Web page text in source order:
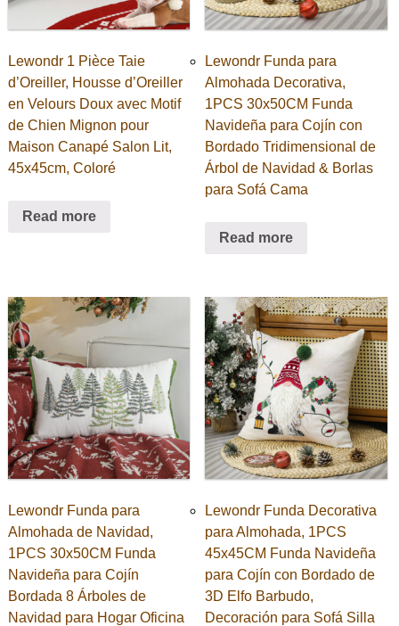
Lewondr 1 Pièce Taie
d’Oreiller, Housse d’Oreiller
en Velours Doux avec Motif
de Chien Mignon pour
Maison Canapé Salon Lit,
45x45cm, Coloré
Read more
Lewondr Funda para
Almohada Decorativa,
1PCS 30x50CM Funda
Navideña para Cojín con
Bordado Tridimensional de
Árbol de Navidad & Borlas
para Sofá Cama
Read more
Lewondr Funda para
Almohada de Navidad,
1PCS 30x50CM Funda
Navideña para Cojín
Bordada 8 Árboles de
Navidad para Hogar Oficina
Lewondr Funda Decorativa
para Almohada, 1PCS
45x45CM Funda Navideña
para Cojín con Bordado de
3D Elfo Barbudo,
Decoración para Sofá Silla